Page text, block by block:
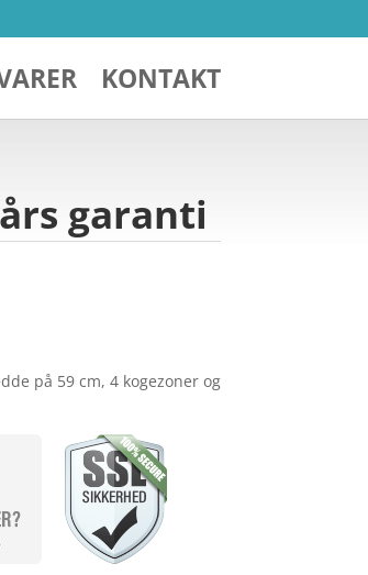
KONTAKT
garanti
på 59 cm, 4 kogezoner og